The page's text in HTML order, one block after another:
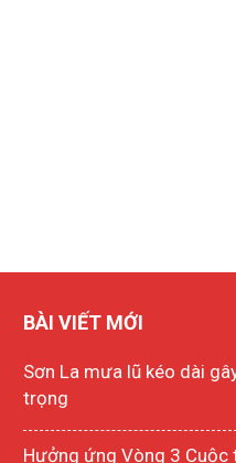
BÀI VIẾT MỚI
Sơn La mưa lũ kéo dài
trọng
Hưởng ứng Vòng 3 Cuộc